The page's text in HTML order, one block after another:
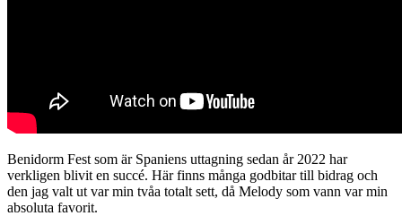
Benidorm Fest som är Spaniens uttagning sedan år 2022 har
verkligen blivit en succé. Här finns många godbitar till bidrag och
den jag valt ut var min tvåa totalt sett, då Melody som vann var min
absoluta favorit.